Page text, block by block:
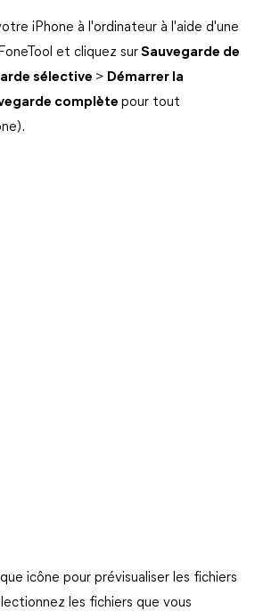
iPhone à l'ordinateur à l'aide d'une
et cliquez surSauvegarde de
sélective > Démarrer la
complète pour tout
icône pour prévisualiser les fichiers
les fichiers que vous